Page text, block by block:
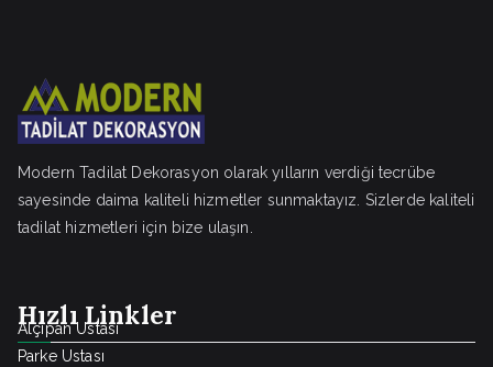
Modern Tadilat Dekorasyon olarak yılların verdiği tecrübe
sayesinde daima kaliteli hizmetler sunmaktayız. Sizlerde kaliteli
tadilat hizmetleri için bize ulaşın.
Hızlı Linkler
Alçıpan Ustası
Parke Ustası